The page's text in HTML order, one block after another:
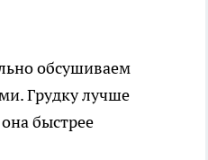
обсушиваем
Грудку лучше
быстрее